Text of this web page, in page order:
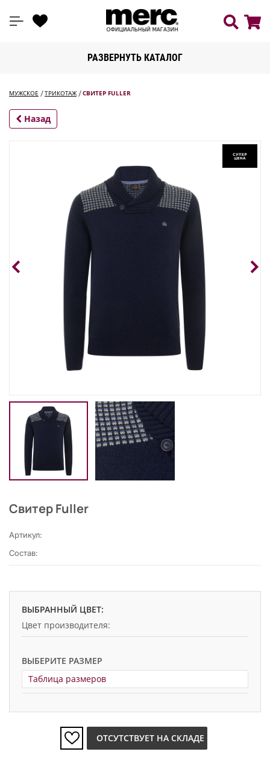
РАЗВЕРНУТЬ КАТАЛОГ
МУЖСКОЕ ТРИКОТАЖ СВИТЕР FULLER
Назад
Свитер Fuller
Артикул:
Состав:
ВЫБРАННЫЙ ЦВЕТ:
Цвет производителя:
ВЫБЕРИТЕ РАЗМЕР
Таблица размеров
ОТСУТСТВУЕТ НА СКЛАДЕ